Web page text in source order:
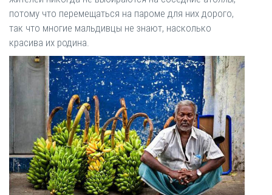
потому что перемещаться на пароме для них дорого,
так что многие мальдивцы не знают, насколько
красива их родина.